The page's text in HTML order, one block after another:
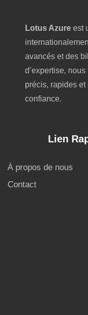
Lotus Azure est
avancés et des
d’expertise,
précis, rapides
confiance.
Lien
À propos de nous
Contact